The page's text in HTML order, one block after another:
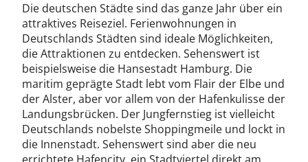
Die deutschen Städte sind das ganze Jahr über ein
attraktives Reiseziel. Ferienwohnungen in
Deutschlands Städten sind ideale Möglichkeiten,
die Attraktionen zu entdecken. Sehenswert ist
beispielsweise die Hansestadt Hamburg. Die
maritim geprägte Stadt lebt vom Flair der Elbe und
der Alster, aber vor allem von der Hafenkulisse der
Landungsbrücken. Der Jungfernstieg ist vielleicht
Deutschlands nobelste Shoppingmeile und lockt in
die Innenstadt. Sehenswert sind aber die neu